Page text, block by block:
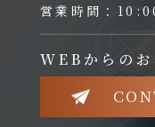
営業時間：
WEBからの